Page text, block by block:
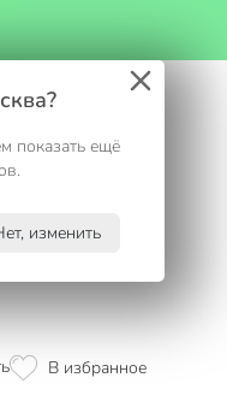
показать ещё
изменить
Корзина
ОТДЫХ НА ДАЧЕ
В избранное